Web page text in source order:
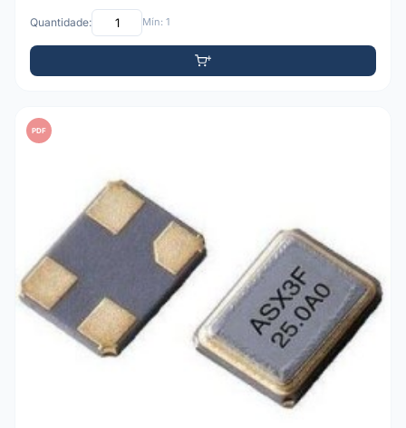
Quantidade: Mín: 1
PDF